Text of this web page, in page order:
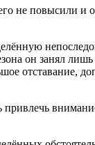
не повысили и
он занял
отставание,